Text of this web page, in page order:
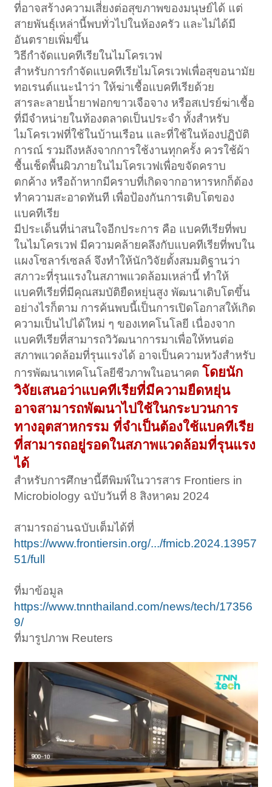
ที่อาจสร้างความเสี่ยงต่อสุขภาพของมนุษย์ได้ แต่
สายพันธุ์เหล่านี้พบทั่วไปในห้องครัว และไม่ได้มี
อันตรายเพิ่มขึ้น
วิธีกำจัดแบคทีเรียในไมโครเวฟ
สำหรับการกำจัดแบคทีเรียไมโครเวฟเพื่อสุขอนามัย
ทอเรนต์แนะนำว่า ให้ฆ่าเชื้อแบคทีเรียด้วย
สารละลายน้ำยาฟอกขาวเจือจาง หรือสเปรย์ฆ่าเชื้อ
ที่มีจำหน่ายในท้องตลาดเป็นประจำ ทั้งสำหรับ
ไมโครเวฟที่ใช้ในบ้านเรือน และที่ใช้ในห้องปฏิบัติ
การณ์ รวมถึงหลังจากการใช้งานทุกครั้ง ควรใช้ผ้า
ชื้นเช็ดพื้นผิวภายในไมโครเวฟเพื่อขจัดคราบ
ตกค้าง หรือถ้าหากมีคราบที่เกิดจากอาหารหกก็ต้อง
ทำความสะอาดทันที เพื่อป้องกันการเติบโตของ
แบคทีเรีย
มีประเด็นที่น่าสนใจอีกประการ คือ แบคทีเรียที่พบ
ในไมโครเวฟ มีความคล้ายคลึงกับแบคทีเรียที่พบใน
แผงโซลาร์เซลล์ จึงทำให้นักวิจัยตั้งสมมติฐานว่า
สภาวะที่รุนแรงในสภาพแวดล้อมเหล่านี้ ทำให้
แบคทีเรียที่มีคุณสมบัติยืดหยุ่นสูง พัฒนาเติบโตขึ้น
อย่างไรก็ตาม การค้นพบนี้เป็นการเปิดโอกาสให้เกิด
ความเป็นไปได้ใหม่ ๆ ของเทคโนโลยี เนื่องจาก
แบคทีเรียที่สามารถวิวัฒนาการมาเพื่อให้ทนต่อ
สภาพแวดล้อมที่รุนแรงได้ อาจเป็นความหวังสำหรับ
การพัฒนาเทคโนโลยีชีวภาพในอนาคต โดยนัก
วิจัยเสนอว่าแบคทีเรียที่มีความยืดหยุ่น
อาจสามารถพัฒนาไปใช้ในกระบวนการ
ทางอุตสาหกรรม ที่จำเป็นต้องใช้แบคทีเรีย
ที่สามารถอยู่รอดในสภาพแวดล้อมที่รุนแรง
ได้
สำหรับการศึกษานี้ตีพิมพ์ในวารสาร Frontiers in
Microbiology ฉบับวันที่ 8 สิงหาคม 2024
สามารถอ่านฉบับเต็มได้ที่
https://www.frontiersin.org/.../fmicb.2024.13957
51/full
ที่มาข้อมูล
https://www.tnnthailand.com/news/tech/17356
9/
ที่มารูปภาพ Reuters